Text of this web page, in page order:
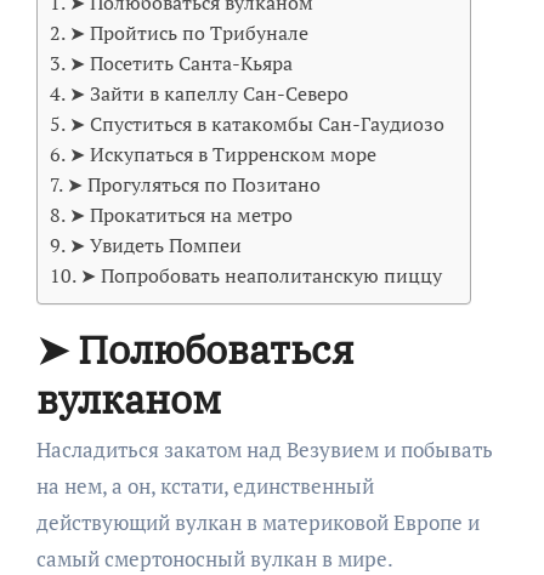
➤ Пройтись по Трибунале
➤ Посетить Санта-Кьяра
➤ Зайти в капеллу Сан-Северо
➤ Спуститься в катакомбы Сан-Гаудиозо
➤ Искупаться в Тирренском море
➤ Прогуляться по Позитано
➤ Прокатиться на метро
➤ Увидеть Помпеи
➤ Попробовать неаполитанскую пиццу
➤ Полюбоваться
вулканом
Насладиться закатом над Везувием и побывать
на нем, а он, кстати, единственный
действующий вулкан в материковой Европе и
самый смертоносный вулкан в мире.